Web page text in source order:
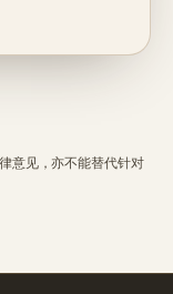
意见，亦不能替代针对